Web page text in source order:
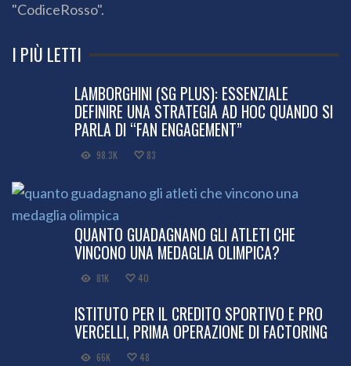
"CodiceRosso".
I PIÙ LETTI
LAMBORGHINI (SG PLUS): ESSENZIALE
DEFINIRE UNA STRATEGIA AD HOC QUANDO SI
PARLA DI “FAN ENGAGEMENT”
98.3K 83
QUANTO GUADAGNANO GLI ATLETI CHE
VINCONO UNA MEDAGLIA OLIMPICA?
81K 40
ISTITUTO PER IL CREDITO SPORTIVO E PRO
VERCELLI, PRIMA OPERAZIONE DI FACTORING
66K 48